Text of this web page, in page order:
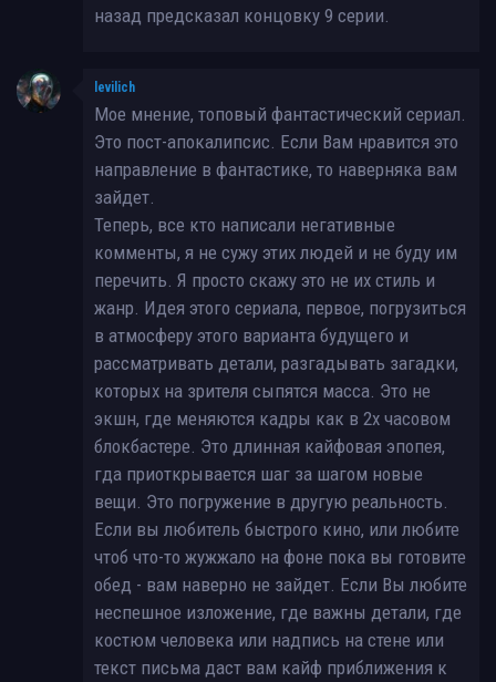
назад предсказал концовку 9 серии.
levilich
Мое мнение, топовый фантастический сериал.
Это пост-апокалипсис. Если Вам нравится это
направление в фантастике, то наверняка вам
зайдет.
Теперь, все кто написали негативные
комменты, я не сужу этих людей и не буду им
перечить. Я просто скажу это не их стиль и
жанр. Идея этого сериала, первое, погрузиться
в атмосферу этого варианта будущего и
рассматривать детали, разгадывать загадки,
которых на зрителя сыпятся масса. Это не
экшн, где меняются кадры как в 2х часовом
блокбастере. Это длинная кайфовая эпопея,
гда приоткрывается шаг за шагом новые
вещи. Это погружение в другую реальность.
Если вы любитель быстрого кино, или любите
чтоб что-то жужжало на фоне пока вы готовите
обед - вам наверно не зайдет. Если Вы любите
неспешное изложение, где важны детали, где
костюм человека или надпись на стене или
текст письма даст вам кайф приближения к